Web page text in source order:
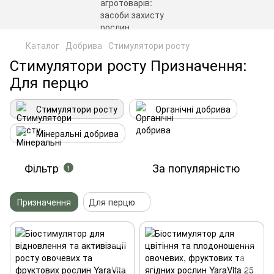
Каталог Добрива Стимулятори росту
Стимулятори росту Призначення:
Для перцю
Стимулятори росту
Органічні добрива
Мінеральні добрива
Фільтр 1 За популярністю
Призначення Для перцю